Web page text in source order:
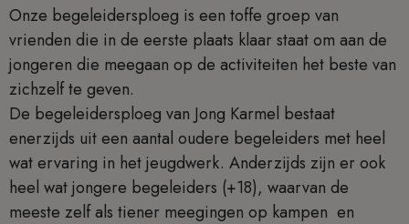
Onze begeleidersploeg is een toffe groep van
vrienden die in de eerste plaats klaar staat om aan de
jongeren die meegaan op de activiteiten het beste van
zichzelf te geven.
De begeleidersploeg van Jong Karmel bestaat
enerzijds uit een aantal oudere begeleiders met heel
wat ervaring in het jeugdwerk. Anderzijds zijn er ook
heel wat jongere begeleiders (+18), waarvan de
meeste zelf als tiener meegingen op kampen en